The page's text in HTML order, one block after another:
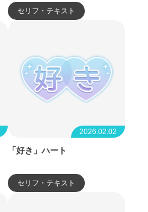
セリフ・テキスト
2026.02.02
「好き」ハート
セリフ・テキスト